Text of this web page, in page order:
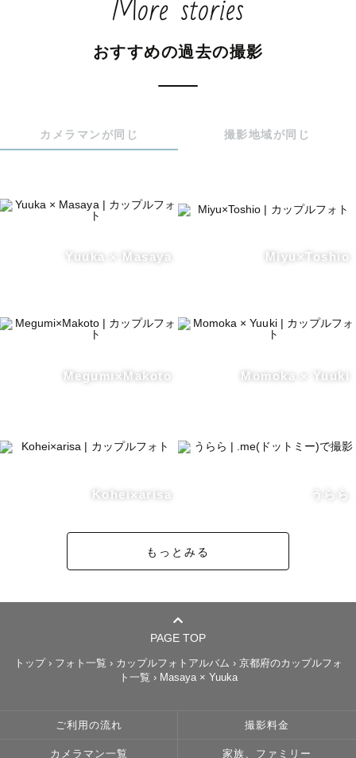
おすすめの過去の撮影
カメラマンが同じ 撮影地域が同じ
Yuuka × Masaya Miyu×Toshio
Megumi×Makoto Momoka × Yuuki
Kohei×arisa うらら
もっとみる
PAGE TOP
トップ› フォト一覧 › カップルフォトアルバム › 京都府のカップルフォ
ト一覧 › Masaya × Yuuka
ご利用の流れ 撮影料金
カメラマン一覧 家族、ファミリー